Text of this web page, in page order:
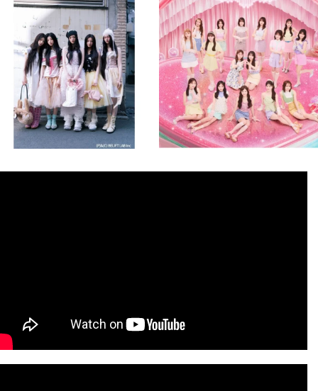
💡8月特番放送決定！
8月 4
2 0
💡8月特番放送決定！
...
8月 4
2 0